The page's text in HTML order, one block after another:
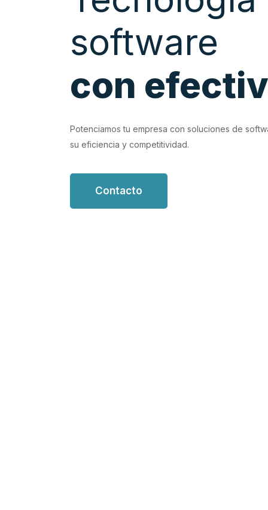
software
con
Potenciamos tu empresa con soluciones de
su eficiencia y competitividad.
Contacto
de software personalizadas que